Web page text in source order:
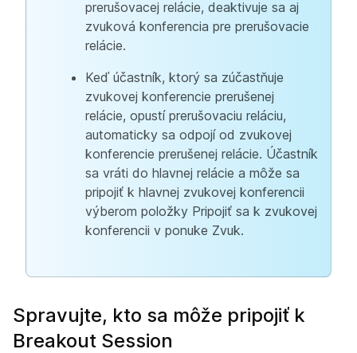
prerušovacej relácie, deaktivuje sa aj
zvuková konferencia pre prerušovacie
relácie.
Keď účastník, ktorý sa zúčastňuje
zvukovej konferencie prerušenej
relácie, opustí prerušovaciu reláciu,
automaticky sa odpojí od zvukovej
konferencie prerušenej relácie. Účastník
sa vráti do hlavnej relácie a môže sa
pripojiť k hlavnej zvukovej konferencii
výberom položky Pripojiť sa k zvukovej
konferencii v ponuke Zvuk.
Spravujte, kto sa môže pripojiť k
Breakout Session